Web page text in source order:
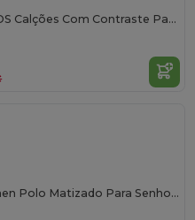
OLIMPICO KIDS Calções Com Contraste Para Criança
Paname Women Polo Matizado Para Senhora